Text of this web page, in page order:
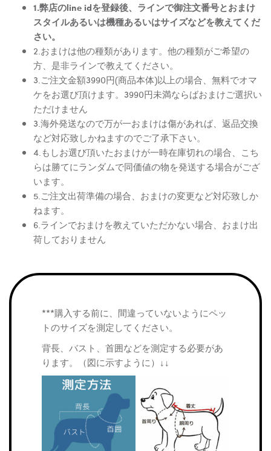
1.弊店のline idを登録後、ラインで御注文番号とおまけ
スタイルあるいは機種あるいはサイズなどを教えてくだ
さい。
2.おまけは他の種類があります。他の種類がご希望の
方、是非ラインで教えてください。
3.ご注文金額3990円(商品本体)以上の場合、無料でオマ
ケをお選び頂けます。3990円未満ならばおまけご選択い
ただけません
3.海外発送なので万が一おまけは傷があれば、返品交換
など対応致しかねますのでご了承下さい。
4.もしお選び頂いたおまけが一時在庫切れの場合、こち
らは勝てにランダムで同価値の物を発送する場合がござ
います。
5.ご注文出荷準備の場合、おまけの変更など対応致しか
ねます。
6.ラインでおまけを教えていただかない場合、おまけ出
荷しておりません
***購入する前に、間違っていないようにペッ
トのサイズを測定してください。
背長、バスト、首囲などを測定する必要があ
ります。（図に示すように）↓↓